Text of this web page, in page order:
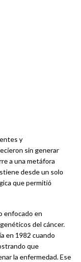
y
sin generar
a una metáfora
desde un solo
que permitió
enfocado en
del cáncer.
en 1982 cuando
que
la enfermedad. Ese